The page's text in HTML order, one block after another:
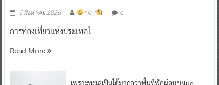
5 สิงหาคม 2026 ^ jo ^ 0
การท่องเที่ยวแห่งประเทศไ
Read More
เพราะทะเลเป็นได้มากกว่าพื้นที่พักผ่อน“Blue